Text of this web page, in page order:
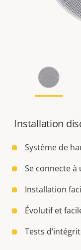
Installation
Système de
Se connecte
Installation
Évolutif et
Tests